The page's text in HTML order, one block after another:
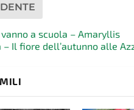
a scuola – Amaryllis
– Il fiore dell’autunno alle